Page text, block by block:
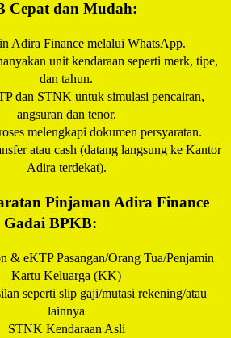
Cepat dan Mudah:
Adira Finance melalui WhatsApp.
unit kendaraan seperti merk, tipe,
dan tahun.
dan STNK untuk simulasi pencairan,
angsuran dan tenor.
melengkapi dokumen persyaratan.
atau cash (datang langsung ke Kantor
Adira terdekat).
Pinjaman Adira Finance
Gadai BPKB:
& eKTP Pasangan/Orang Tua/Penjamin
Kartu Keluarga (KK)
seperti slip gaji/mutasi rekening/atau
lainnya
STNK Kendaraan Asli